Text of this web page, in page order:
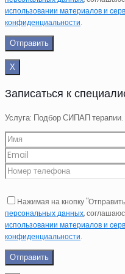
использовании материалов и
конфиденциальности.
Х
Записаться к
Услуга: Подбор СИПАП терапии.
Нажимая на кнопку
персональных данных,
использовании материалов и
конфиденциальности.